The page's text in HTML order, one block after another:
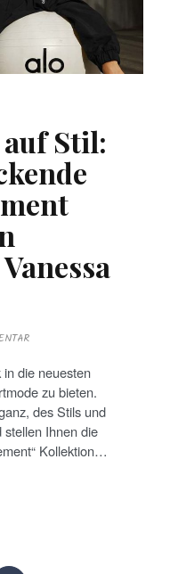
Stil:
die neuesten
zu bieten.
des Stils und
Ihnen die
Kollektion…